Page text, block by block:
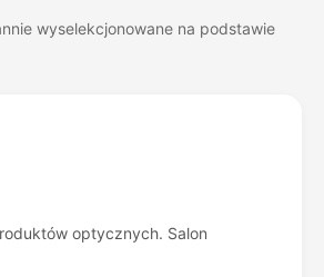
wyselekcjonowane na podstawie
optycznych. Salon